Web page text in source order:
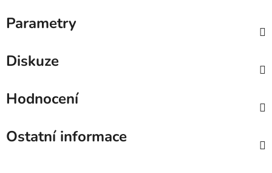
Parametry
Diskuze
Hodnocení
Ostatní informace